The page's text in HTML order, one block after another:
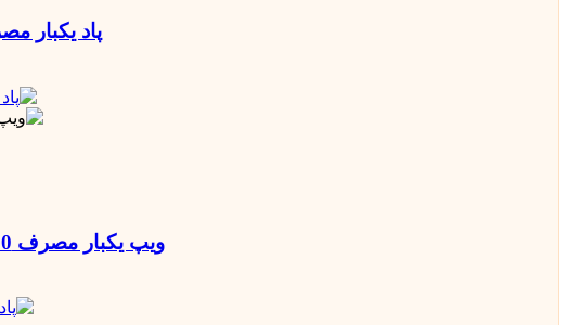
پاد یکبار مصرف 15000 پاف پالس ریترنز |
ویپ یکبار مصرف 50000 پاف ساب باکس میت کنگرتچ | نیکوتین 3.5 میلی گرم